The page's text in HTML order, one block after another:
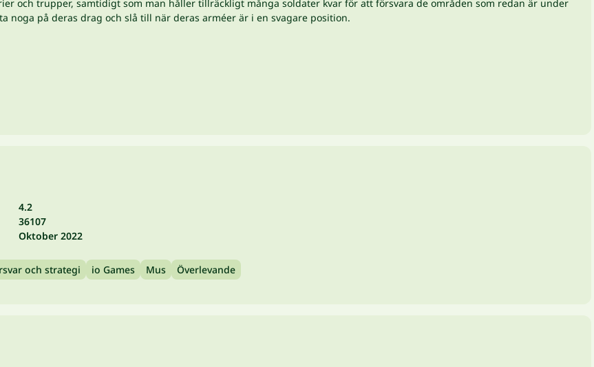
och trupper, samtidigt som man håller tillräckligt många soldater kvar för att försvara de områden som redan är under
noga på deras drag och slå till när deras arméer är i en svagare position.
4.2
36107
Oktober 2022
och strategi io Games Mus Överlevande